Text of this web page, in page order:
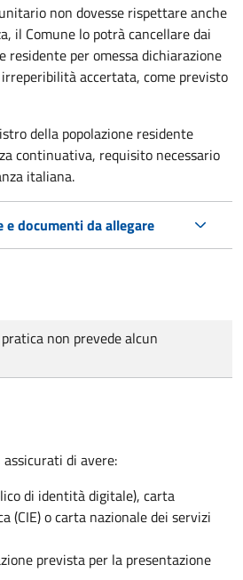
non dovesse rispettare anche
il Comune lo potrà cancellare dai
residente per omessa dichiarazione
accertata, come previsto
della popolazione residente
continuativa, requisito necessario
italiana.
documenti da allegare
non prevede alcun
assicurati di avere:
di identità digitale), carta
(CIE) o carta nazionale dei servizi
prevista per la presentazione